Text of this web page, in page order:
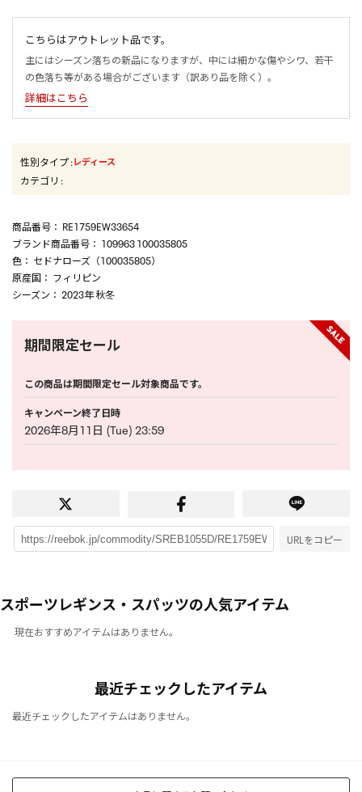
こちらはアウトレット品です。
主にはシーズン落ちの新品になりますが、中には細かな傷やシワ、若干
の色落ち等がある場合がございます（訳あり品を除く）。
詳細はこちら
性別タイプ:レディース
カテゴリ :
商品番号 ： RE1759EW33654
ブランド商品番号 ： 109963 100035805
色 ： セドナローズ（100035805）
原産国 ： フィリピン
シーズン ： 2023年 秋冬
期間限定セール
この商品は期間限定セール対象商品です。
キャンペーン終了日時
2026年8月11日 (Tue) 23:59
URLをコピー
スポーツレギンス・スパッツの人気アイテム
現在おすすめアイテムはありません。
最近チェックしたアイテム
最近チェックしたアイテムはありません。